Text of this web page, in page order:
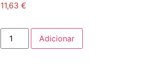
11,63 €
Adicionar